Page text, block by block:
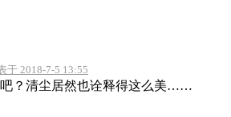
于 2018-7-5 13:55
？清尘居然也诠释得这么美……